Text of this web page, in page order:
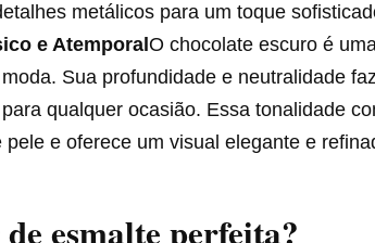
metálicos para um toque
e AtemporalO chocolate escuro é
Sua profundidade e neutralidade
qualquer ocasião. Essa tonalidade
e oferece um visual elegante e
esmalte perfeita?